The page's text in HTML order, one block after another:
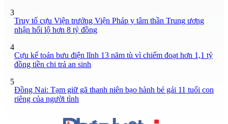
3
Truy tố cựu Viện trưởng Viện Pháp y tâm thần Trung ương
nhận hối lộ hơn 8 tỷ đồng
4
Cựu kế toán bưu điện lĩnh 13 năm tù vì chiếm đoạt hơn 1,1 tỷ
đồng tiền chi trả an sinh
5
Đồng Nai: Tạm giữ gã thanh niên bạo hành bé gái 11 tuổi con
riêng của người tình